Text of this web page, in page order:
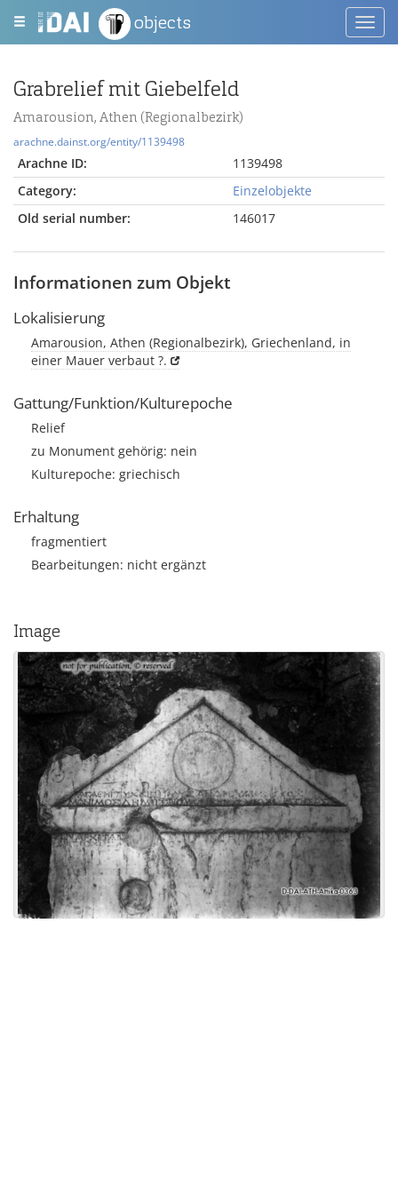
objects
Grabrelief mit Giebelfeld
Amarousion, Athen (Regionalbezirk)
arachne.dainst.org/entity/1139498
Arachne ID:
1139498
Category:
Einzelobjekte
Old serial number:
146017
Informationen zum Objekt
Lokalisierung
Amarousion, Athen (Regionalbezirk), Griechenland, in
einer Mauer verbaut ?.
Gattung/Funktion/Kulturepoche
Relief
zu Monument gehörig: nein
Kulturepoche: griechisch
Erhaltung
fragmentiert
Bearbeitungen: nicht ergänzt
Image